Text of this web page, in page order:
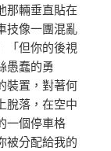
那輛垂直貼在
技像一團混亂
「但你的後視
愚蠢的勇
裝置，對著何
脫落，在空中
一個停車格
被分配給我的